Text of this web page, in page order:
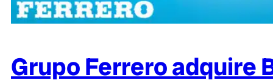
Grupo Ferrero adquire